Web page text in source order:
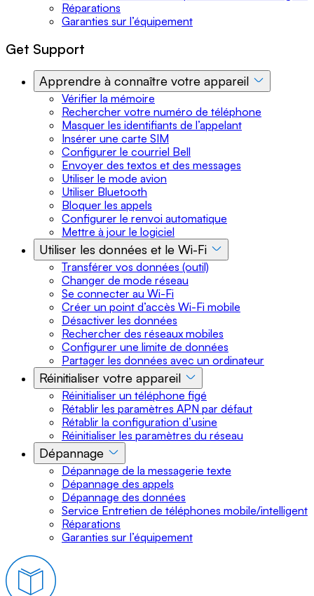
Réparations
Garanties sur l’équipement
Get Support
Apprendre à connaître votre appareil
Vérifier la mémoire
Rechercher votre numéro de téléphone
Masquer les identifiants de l’appelant
Insérer une carte SIM
Configurer le courriel Bell
Envoyer des textos et des messages
Utiliser le mode avion
Utiliser Bluetooth
Bloquer les appels
Configurer le renvoi automatique
Mettre à jour le logiciel
Utiliser les données et le Wi-Fi
Transférer vos données (outil)
Changer de mode réseau
Se connecter au Wi-Fi
Créer un point d’accès Wi-Fi mobile
Désactiver les données
Rechercher des réseaux mobiles
Configurer une limite de données
Partager les données avec un ordinateur
Réinitialiser votre appareil
Réinitialiser un téléphone figé
Rétablir les paramètres APN par défaut
Rétablir la configuration d’usine
Réinitialiser les paramètres du réseau
Dépannage
Dépannage de la messagerie texte
Dépannage des appels
Dépannage des données
Service Entretien de téléphones mobile/intelligent
Réparations
Garanties sur l’équipement